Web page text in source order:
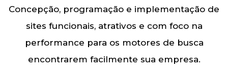
Concepção, programação e implementação de
sites funcionais, atrativos e com foco na
performance para os motores de busca
encontrarem facilmente sua empresa.